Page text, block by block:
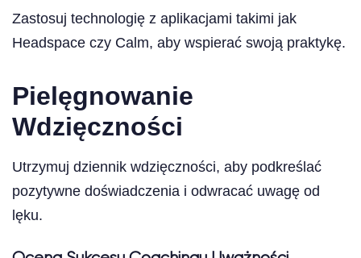
Zastosuj technologię z aplikacjami takimi jak
Headspace czy Calm, aby wspierać swoją praktykę.
Pielęgnowanie
Wdzięczności
Utrzymuj dziennik wdzięczności, aby podkreślać
pozytywne doświadczenia i odwracać uwagę od
lęku.